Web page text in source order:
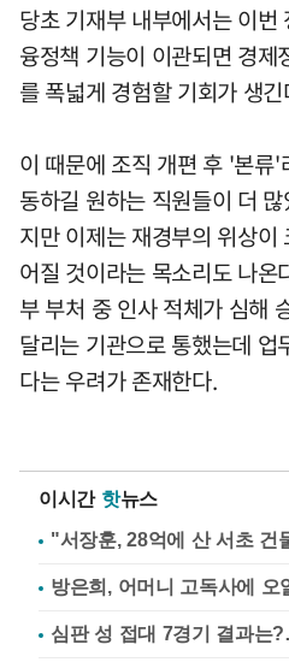
당초 기재부 내부에서는 이
융정책 기능이 이관되면 경
를 폭넓게 경험할 기회가 생
이 때문에 조직 개편 후 '본류
동하길 원하는 직원들이 더
지만 이제는 재경부의 위상
어질 것이라는 목소리도 나온
부 부처 중 인사 적체가 심해
달리는 기관으로 통했는데 업
다는 우려가 존재한다.
이시간 핫뉴스
"서장훈, 28억에 산 서초 건
방은희, 어머니 고독사에
심판 성 접대 7경기 결과는